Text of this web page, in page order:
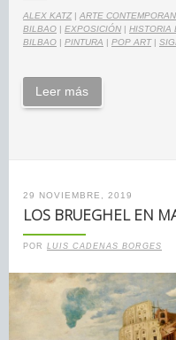
ALEX KATZ| ARTE
BILBAO | EXPOSICIÓN | HISTORIA
BILBAO | PINTURA | POP ART|
Leer más
29 NOVIEMBRE, 2019
LOS BRUEGHEL EN
POR LUIS CADENAS BORGES